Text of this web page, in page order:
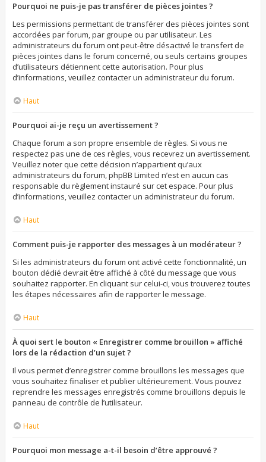
Pourquoi ne puis-je pas transférer de pièces jointes ?
Les permissions permettant de transférer des pièces jointes sont
accordées par forum, par groupe ou par utilisateur. Les
administrateurs du forum ont peut-être désactivé le transfert de
pièces jointes dans le forum concerné, ou seuls certains groupes
d’utilisateurs détiennent cette autorisation. Pour plus
d’informations, veuillez contacter un administrateur du forum.
Haut
Pourquoi ai-je reçu un avertissement ?
Chaque forum a son propre ensemble de règles. Si vous ne
respectez pas une de ces règles, vous recevrez un avertissement.
Veuillez noter que cette décision n’appartient qu’aux
administrateurs du forum, phpBB Limited n’est en aucun cas
responsable du règlement instauré sur cet espace. Pour plus
d’informations, veuillez contacter un administrateur du forum.
Haut
Comment puis-je rapporter des messages à un modérateur ?
Si les administrateurs du forum ont activé cette fonctionnalité, un
bouton dédié devrait être affiché à côté du message que vous
souhaitez rapporter. En cliquant sur celui-ci, vous trouverez toutes
les étapes nécessaires afin de rapporter le message.
Haut
À quoi sert le bouton « Enregistrer comme brouillon » affiché
lors de la rédaction d’un sujet ?
Il vous permet d’enregistrer comme brouillons les messages que
vous souhaitez finaliser et publier ultérieurement. Vous pouvez
reprendre les messages enregistrés comme brouillons depuis le
panneau de contrôle de l’utilisateur.
Haut
Pourquoi mon message a-t-il besoin d’être approuvé ?